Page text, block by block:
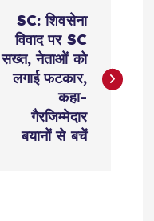
SC: शिवसेना
विवाद पर SC
सख्त, नेताओं को
लगाई फटकार,
कहा-
गैरजिम्मेदार
बयानों से बचें